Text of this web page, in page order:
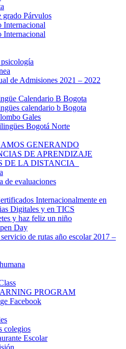
grado Párvulos
Internacional
Internacional
de Admisiones 2021 – 2022
Calendario B Bogota
calendario b Bogota
Gales
Bogotá Norte
GENERANDO
DE APRENDIZAJE
DE LA DISTANCIA
de evaluaciones
Internacionalmente en
Digitales y en TICS
y haz feliz un niño
Day
de rutas año escolar 2017 –
PROGRAM
Facebook
colegios
Escolar